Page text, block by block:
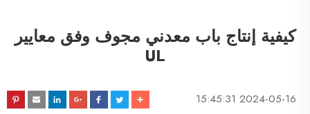
كيفية إنتاج باب معدني مجوف وفق معايير
UL
2024-05-16 15:45:31